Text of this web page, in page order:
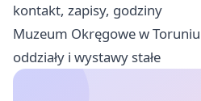
kontakt, zapisy, godziny
Muzeum Okręgowe w
oddziały i wystawy stałe